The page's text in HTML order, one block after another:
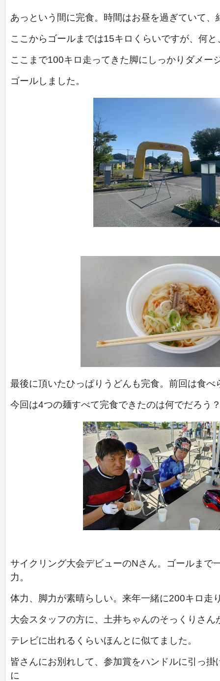
あっという間に完食。時間はお昼を過ぎていて
ここからゴールまでは15キロくらいですが、何
ここまで100キロ走ってきた脚にしっかりダメー
ゴールしました。
最後に頂いたひっぱりうどんも完食。前回は食べ
今回は4つの麺すべて完食できたのは何でだろう
サイクリング大会デビューのNさん。ゴールまで
力。
体力、脚力が素晴らしい。来年一緒に200キロ走
大会スタッフの方に、土井ちゃんのそっくりさん
テレビに出れるくらいほんとに似てました。
皆さんにお別れして、参加賞をハンドルに引っ
に